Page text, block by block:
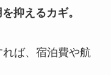
抑えるカギ。
ば、宿泊費や航